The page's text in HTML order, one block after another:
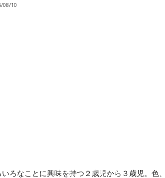
ィ
08/10
いろなことに興味を持つ２歳児から３歳児。色